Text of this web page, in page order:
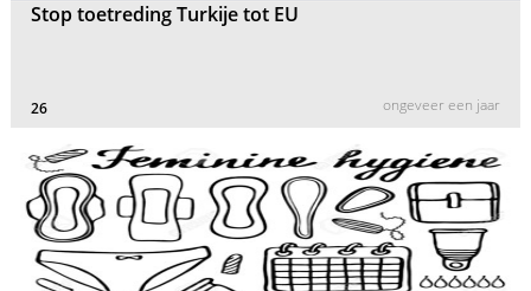
Stop toetreding Turkije tot EU
26 ongeveer een jaar